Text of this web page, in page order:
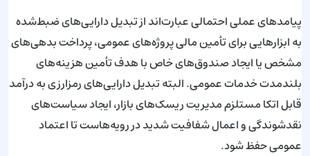
پیامدهای عملی احتمالی عبارت‌اند از تبدیل دارایی‌های ضبط‌شده
به ابزارهایی برای تأمین مالی پروژه‌های عمومی، پرداخت بدهی‌های
مشخص یا ایجاد صندوق‌های خاص با هدف تأمین هزینه‌های
بلندمدت خدمات عمومی. البته تبدیل دارایی‌های رمزارزی به درآمد
قابل اتکا مستلزم مدیریت ریسک‌های بازار، ایجاد سیاست‌های
نقدشوندگی و اعمال شفافیت شدید در رویه‌هاست تا اعتماد
عمومی حفظ شود.